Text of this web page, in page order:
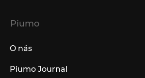
Piumo
O nás
Piumo Journal